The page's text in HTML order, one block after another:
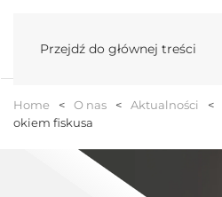
Przejdź do głównej treści
Home O nas Aktualności
okiem fiskusa